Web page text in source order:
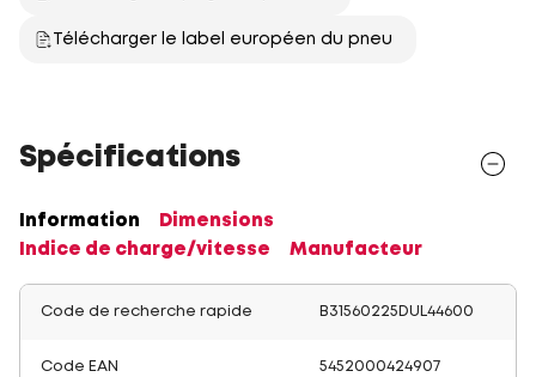
Télécharger le label européen du pneu
Spécifications
Information
Dimensions
Indice de charge/vitesse
Manufacteur
Code de recherche rapide B31560225DUL44600
Code EAN 5452000424907